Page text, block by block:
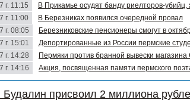
г. 11:15
В Прикамье осудят банду риелторов-
г. 11:00
В Березниках появился очередной провал
г. 08:05
Березниковские пенсионеры смогут в
г. 15:01
Депортированные из России пермские
г. 14:28
Пермяки против бранной вывески магазина
г. 14:16
Акция, посвященная памяти пермского
Будалин присвоил 2 миллиона